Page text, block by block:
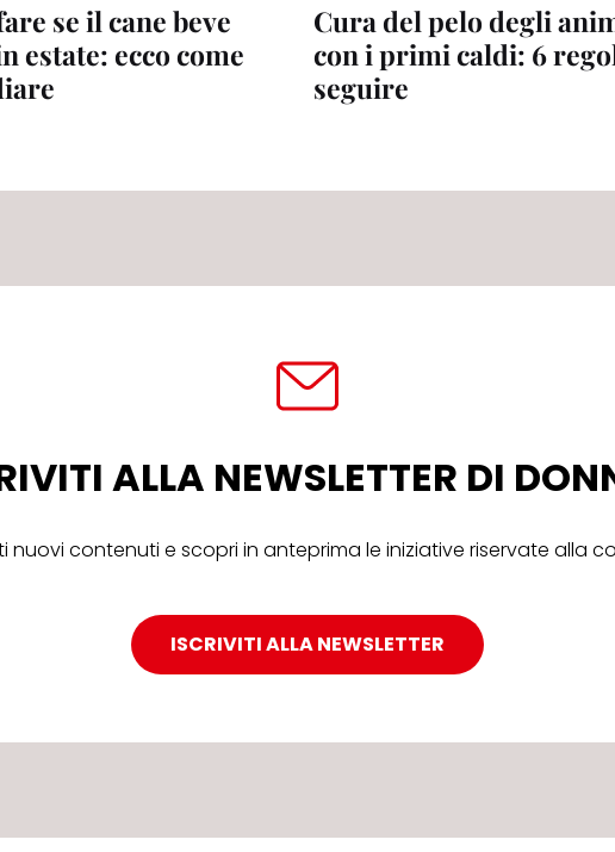
se il cane beve
estate: ecco come
Cura del pelo degli
con i primi caldi: 6
seguire
ALLA NEWSLETTER DI
nuovi contenuti e scopri in anteprima le iniziative riservate alla
ISCRIVITI ALLA NEWSLETTER